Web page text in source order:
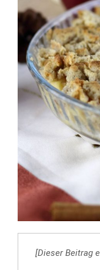
[Dieser Beitrag